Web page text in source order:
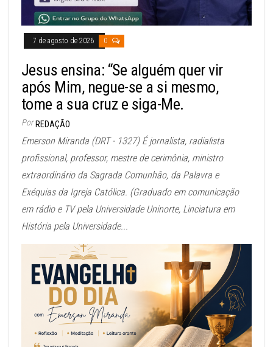
7 de agosto de 2026 0
Jesus ensina: “Se alguém quer vir
após Mim, negue-se a si mesmo,
tome a sua cruz e siga-Me.
Por REDAÇÃO
Emerson Miranda (DRT - 1327) É jornalista, radialista
profissional, professor, mestre de cerimônia, ministro
extraordinário da Sagrada Comunhão, da Palavra e
Exéquias da Igreja Católica. (Graduado em comunicação
em rádio e TV pela Universidade Uninorte, Linciatura em
História pela Universidade...